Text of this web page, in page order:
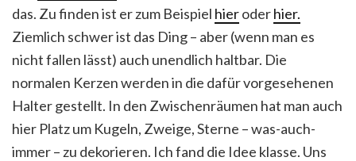
das. Zu finden ist er zum Beispiel hieroderhier.
Ziemlich schwer ist das Ding – aber (wenn man es
nicht fallen lässt) auch unendlich haltbar. Die
normalen Kerzen werden in die dafür vorgesehenen
Halter gestellt. In den Zwischenräumen hat man auch
hier Platz um Kugeln, Zweige, Sterne – was-auch-
immer – zu dekorieren. Ich fand die Idee klasse. Uns